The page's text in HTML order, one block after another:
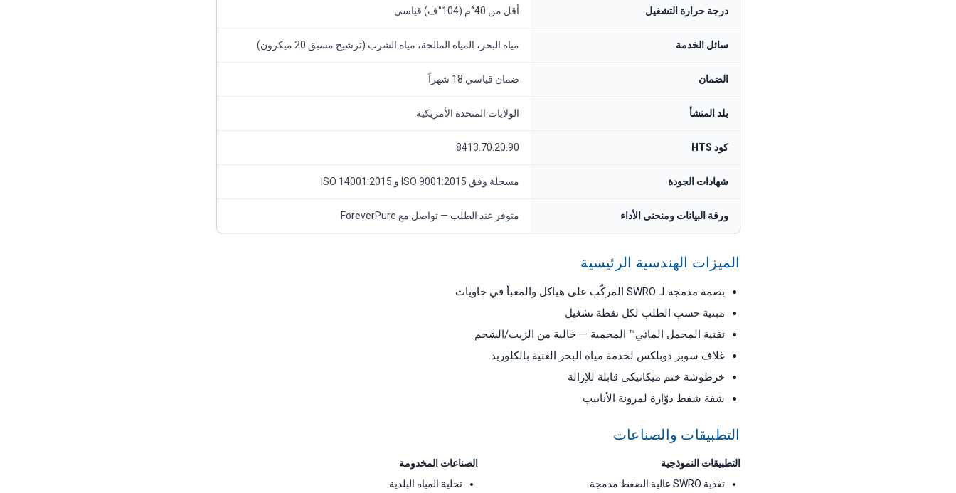
درجة حرارة التشغيل أقل من 40°م (104°ف) قياسي
سائل الخدمة مياه البحر، المياه المالحة، مياه الشرب (ترشيح مسبق 20 ميكرون)
الضمان ضمان قياسي 18 شهراً
بلد المنشأ الولايات المتحدة الأمريكية
كود HTS 8413.70.20.90
شهادات الجودة مسجلة وفق ISO 9001:2015 و ISO 14001:2015
ورقة البيانات ومنحنى الأداء متوفر عند الطلب — تواصل مع ForeverPure
الميزات الهندسية الرئيسية
بصمة مدمجة لـ SWRO المركّب على هياكل والمعبأ في حاويات
مبنية حسب الطلب لكل نقطة تشغيل
تقنية المحمل المائي™ المحمية — خالية من الزيت/الشحم
غلاف سوبر دوبلكس لخدمة مياه البحر الغنية بالكلوريد
خرطوشة ختم ميكانيكي قابلة للإزالة
شفة شفط دوّارة لمرونة الأنابيب
التطبيقات والصناعات
التطبيقات النموذجية
تغذية SWRO عالية الضغط مدمجة
الصناعات المخدومة
تحلية المياه البلدية